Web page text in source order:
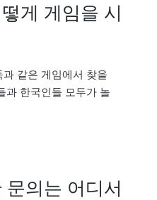
게 게임을 시
같은 게임에서 찾을
과 한국인들 모두가 놀
의는 어디서